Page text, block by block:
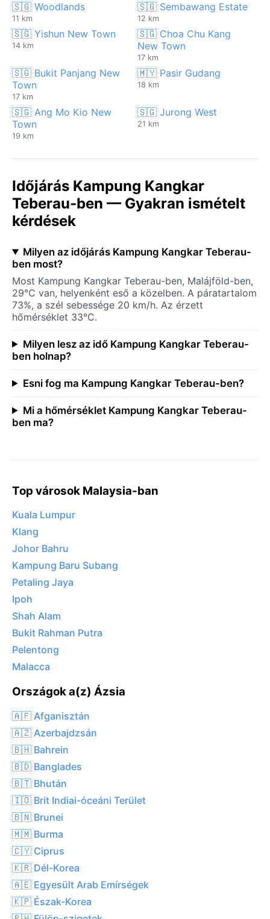
🇸🇬 Woodlands
11 km
🇸🇬 Sembawang Estate
12 km
🇸🇬 Yishun New Town
14 km
🇸🇬 Choa Chu Kang
New Town
17 km
🇸🇬 Bukit Panjang New
Town
17 km
🇲🇾 Pasir Gudang
18 km
🇸🇬 Ang Mo Kio New
Town
19 km
🇸🇬 Jurong West
21 km
Időjárás Kampung Kangkar
Teberau-ben — Gyakran ismételt
kérdések
Milyen az időjárás Kampung Kangkar Teberau-
ben most?
Most Kampung Kangkar Teberau-ben, Malájföld-ben,
29°C van, helyenként eső a közelben. A páratartalom
73%, a szél sebessége 20 km/h. Az érzett
hőmérséklet 33°C.
Milyen lesz az idő Kampung Kangkar Teberau-
ben holnap?
Esni fog ma Kampung Kangkar Teberau-ben?
Mi a hőmérséklet Kampung Kangkar Teberau-
ben ma?
Top városok Malaysia-ban
Kuala Lumpur
Klang
Johor Bahru
Kampung Baru Subang
Petaling Jaya
Ipoh
Shah Alam
Bukit Rahman Putra
Pelentong
Malacca
Országok a(z) Ázsia
🇦🇫 Afganisztán
🇦🇿 Azerbajdzsán
🇧🇭 Bahrein
🇧🇩 Banglades
🇧🇹 Bhután
🇮🇴 Brit Indiai-óceáni Terület
🇧🇳 Brunei
🇲🇲 Burma
🇨🇾 Ciprus
🇰🇷 Dél-Korea
🇦🇪 Egyesült Arab Emírségek
🇰🇵 Észak-Korea